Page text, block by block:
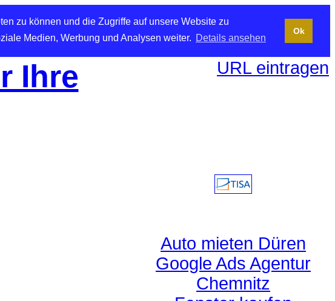
zu können und die Zugriffe auf unsere Website zu
Medien, Werbung und Analysen weiter. Details ansehen
Ok
Ihre
URL eintragen
Auto mieten Düren
Google Ads Agentur
Chemnitz